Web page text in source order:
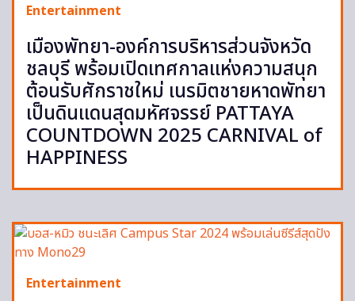
Entertainment
เมืองพัทยา-องค์การบริหารส่วนจังหวัด
ชลบุรี พร้อมเปิดเทศกาลแห่งความสนุก
ต้อนรับศักราชใหม่ เนรมิตชายหาดพัทยา
เป็นดินแดนสุดมหัศจรรย์ PATTAYA
COUNTDOWN 2025 CARNIVAL of
HAPPINESS
Entertainment